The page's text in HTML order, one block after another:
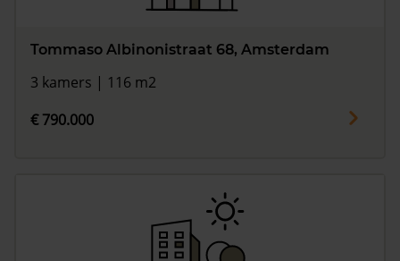
Tommaso Albinonistraat 68, Amsterdam
3 kamers | 116 m2
€ 790.000